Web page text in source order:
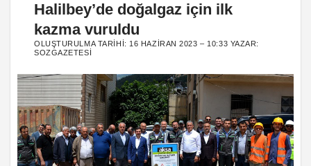
Halilbey’de doğalgaz için ilk
kazma vuruldu
OLUŞTURULMA TARIHI: 16 HAZIRAN 2023 – 10:33 YAZAR:
SOZGAZETESI